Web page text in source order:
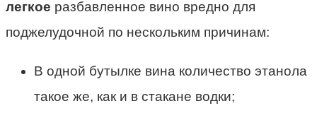
легкое разбавленное вино вредно для
поджелудочной по нескольким причинам:
В одной бутылке вина количество этанола
такое же, как и в стакане водки;